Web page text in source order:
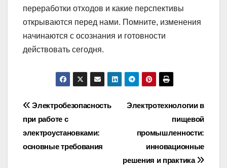
переработки отходов и какие перспективы
открываются перед нами. Помните, изменения
начинаются с осознания и готовности
действовать сегодня.
Навигация
по
записям
Электротехнологии в
пищевой
промышленности:
инновационные
решения и практика
Электробезопасность
при работе с
электроустановками:
основные требования